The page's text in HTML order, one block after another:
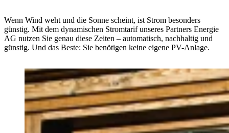
Wenn Wind weht und die Sonne scheint, ist Strom besonders
günstig. Mit dem dynamischen Stromtarif unseres Partners Energie
AG nutzen Sie genau diese Zeiten – automatisch, nachhaltig und
günstig. Und das Beste: Sie benötigen keine eigene PV-Anlage.